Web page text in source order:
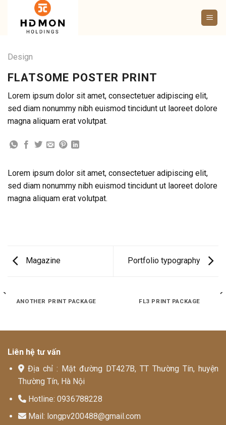
Design
FLATSOME POSTER PRINT
Lorem ipsum dolor sit amet, consectetuer adipiscing elit,
sed diam nonummy nibh euismod tincidunt ut laoreet dolore
magna aliquam erat volutpat.
Lorem ipsum dolor sit amet, consectetuer adipiscing elit,
sed diam nonummy nibh euismod tincidunt ut laoreet dolore
magna aliquam erat volutpat.
Magazine Portfolio typography
ANOTHER PRINT PACKAGE FL3 PRINT PACKAGE
Liên hệ tư vấn
Địa chỉ : Mặt đường DT427B, TT Thường Tín, huyện
Thường Tín, Hà Nội
Hotline: 0936788228
Mail: longpv200488@gmail.com